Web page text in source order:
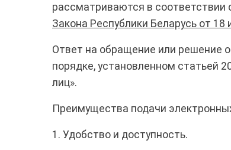
рассматриваются в соответствии
Закона Республики Беларусь от
Ответ на обращение или решение
порядке, установленном статьей
лиц».
Преимущества подачи
1. Удобство и доступность.